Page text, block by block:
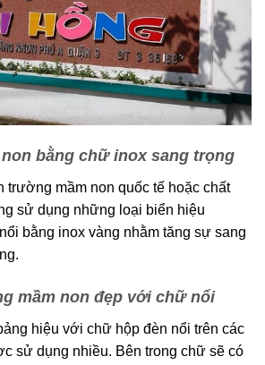
bằng chữ inox sang trọng
trường mầm non quốc tế hoặc chất
sử dụng những loại biển hiệu
bằng inox vàng nhằm tăng sự sang
mầm non đẹp với chữ nổi
hiệu với chữ hộp đèn nổi trên các
sử dụng nhiều. Bên trong chữ sẽ có